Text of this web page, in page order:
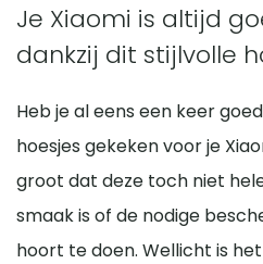
Je Xiaomi is altijd
dankzij dit stijlvolle
Heb je al eens een keer
hoesjes gekeken voor je
groot dat deze toch niet
smaak is of de nodige
hoort te doen. Wellicht is